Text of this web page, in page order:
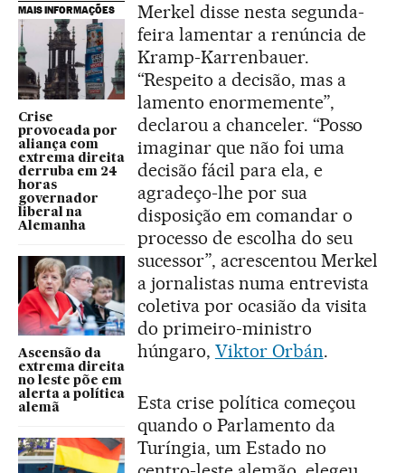
MAIS INFORMAÇÕES
Crise
provocada por
aliança com
extrema direita
derruba em 24
horas
governador
liberal na
Alemanha
Ascensão da
extrema direita
no leste põe em
alerta a política
alemã
Merkel disse nesta segunda-
feira lamentar a renúncia de
Kramp-Karrenbauer.
“Respeito a decisão, mas a
lamento enormemente”,
declarou a chanceler. “Posso
imaginar que não foi uma
decisão fácil para ela, e
agradeço-lhe por sua
disposição em comandar o
processo de escolha do seu
sucessor”, acrescentou Merkel
a jornalistas numa entrevista
coletiva por ocasião da visita
do primeiro-ministro
húngaro, Viktor Orbán.
Esta crise política começou
quando o Parlamento da
Turíngia, um Estado no